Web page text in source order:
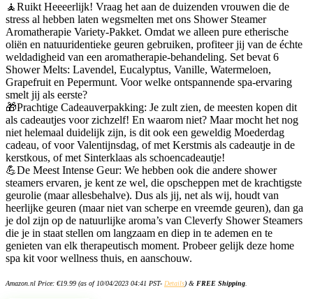
🧘Ruikt Heeeerlijk! Vraag het aan de duizenden vrouwen die de
stress al hebben laten wegsmelten met ons Shower Steamer
Aromatherapie Variety-Pakket. Omdat we alleen pure etherische
oliën en natuuridentieke geuren gebruiken, profiteer jij van de échte
weldadigheid van een aromatherapie-behandeling. Set bevat 6
Shower Melts: Lavendel, Eucalyptus, Vanille, Watermeloen,
Grapefruit en Pepermunt. Voor welke ontspannende spa-ervaring
smelt jij als eerste?
🎁Prachtige Cadeauverpakking: Je zult zien, de meesten kopen dit
als cadeautjes voor zichzelf! En waarom niet? Maar mocht het nog
niet helemaal duidelijk zijn, is dit ook een geweldig Moederdag
cadeau, of voor Valentijnsdag, of met Kerstmis als cadeautje in de
kerstkous, of met Sinterklaas als schoencadeautje!
💪De Meest Intense Geur: We hebben ook die andere shower
steamers ervaren, je kent ze wel, die opscheppen met de krachtigste
geurolie (maar allesbehalve). Dus als jij, net als wij, houdt van
heerlijke geuren (maar niet van scherpe en vreemde geuren), dan ga
je dol zijn op de natuurlijke aroma’s van Cleverfy Shower Steamers
die je in staat stellen om langzaam en diep in te ademen en te
genieten van elk therapeutisch moment. Probeer gelijk deze home
spa kit voor wellness thuis, en aanschouw.
Amazon.nl Price: €19.99 (as of 10/04/2023 04:41 PST- Details) & FREE Shipping